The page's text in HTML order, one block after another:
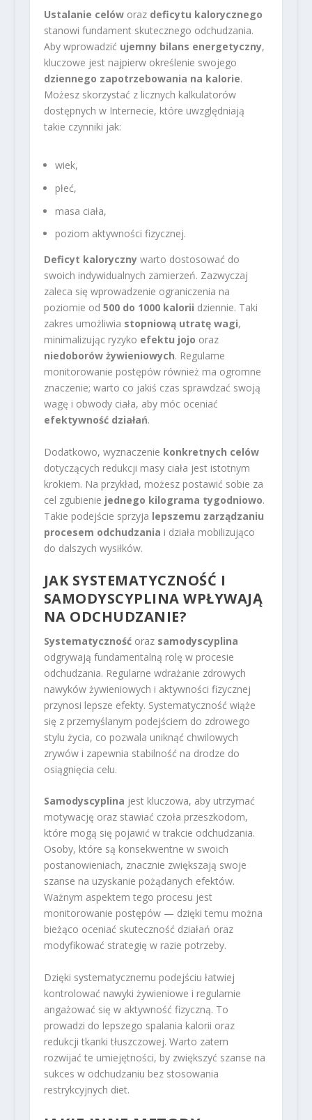
Ustalanie celóworaz deficytu kalorycznego
stanowi fundament skutecznego odchudzania.
Aby wprowadzić ujemny bilans energetyczny,
kluczowe jest najpierw określenie swojego
dziennego zapotrzebowania na kalorie.
Możesz skorzystać z licznych kalkulatorów
dostępnych w Internecie, które uwzględniają
takie czynniki jak:
wiek,
płeć,
masa ciała,
poziom aktywności fizycznej.
Deficyt kalorycznywarto dostosować do
swoich indywidualnych zamierzeń. Zazwyczaj
zaleca się wprowadzenie ograniczenia na
poziomie od 500 do 1000 kalorii dziennie. Taki
zakres umożliwia stopniową utratę wagi,
minimalizując ryzyko efektu jojo oraz
niedoborów żywieniowych. Regularne
monitorowanie postępów również ma ogromne
znaczenie; warto co jakiś czas sprawdzać swoją
wagę i obwody ciała, aby móc oceniać
efektywność działań.
Dodatkowo, wyznaczenie konkretnych celów
dotyczących redukcji masy ciała jest istotnym
krokiem. Na przykład, możesz postawić sobie za
cel zgubienie jednego kilograma tygodniowo.
Takie podejście sprzyja lepszemu zarządzaniu
procesem odchudzania i działa mobilizująco
do dalszych wysiłków.
JAK SYSTEMATYCZNOŚĆ I
SAMODYSCYPLINA WPŁYWAJĄ
NA ODCHUDZANIE?
Systematycznośćoraz samodyscyplina
odgrywają fundamentalną rolę w procesie
odchudzania. Regularne wdrażanie zdrowych
nawyków żywieniowych i aktywności fizycznej
przynosi lepsze efekty. Systematyczność wiąże
się z przemyślanym podejściem do zdrowego
stylu życia, co pozwala uniknąć chwilowych
zrywów i zapewnia stabilność na drodze do
osiągnięcia celu.
Samodyscyplina jest kluczowa, aby utrzymać
motywację oraz stawiać czoła przeszkodom,
które mogą się pojawić w trakcie odchudzania.
Osoby, które są konsekwentne w swoich
postanowieniach, znacznie zwiększają swoje
szanse na uzyskanie pożądanych efektów.
Ważnym aspektem tego procesu jest
monitorowanie postępów — dzięki temu można
bieżąco oceniać skuteczność działań oraz
modyfikować strategię w razie potrzeby.
Dzięki systematycznemu podejściu łatwiej
kontrolować nawyki żywieniowe i regularnie
angażować się w aktywność fizyczną. To
prowadzi do lepszego spalania kalorii oraz
redukcji tkanki tłuszczowej. Warto zatem
rozwijać te umiejętności, by zwiększyć szanse na
sukces w odchudzaniu bez stosowania
restrykcyjnych diet.